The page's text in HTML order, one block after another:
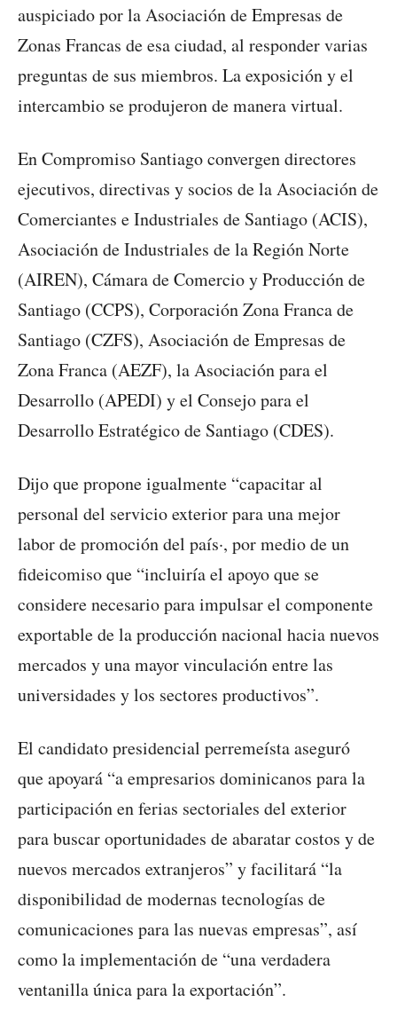
auspiciado por la Asociación de Empresas de
Zonas Francas de esa ciudad, al responder varias
preguntas de sus miembros. La exposición y el
intercambio se produjeron de manera virtual.
En Compromiso Santiago convergen directores
ejecutivos, directivas y socios de la Asociación de
Comerciantes e Industriales de Santiago (ACIS),
Asociación de Industriales de la Región Norte
(AIREN), Cámara de Comercio y Producción de
Santiago (CCPS), Corporación Zona Franca de
Santiago (CZFS), Asociación de Empresas de
Zona Franca (AEZF), la Asociación para el
Desarrollo (APEDI) y el Consejo para el
Desarrollo Estratégico de Santiago (CDES).
Dijo que propone igualmente “capacitar al
personal del servicio exterior para una mejor
labor de promoción del país·, por medio de un
fideicomiso que “incluiría el apoyo que se
considere necesario para impulsar el componente
exportable de la producción nacional hacia nuevos
mercados y una mayor vinculación entre las
universidades y los sectores productivos”.
El candidato presidencial perremeísta aseguró
que apoyará “a empresarios dominicanos para la
participación en ferias sectoriales del exterior
para buscar oportunidades de abaratar costos y de
nuevos mercados extranjeros” y facilitará “la
disponibilidad de modernas tecnologías de
comunicaciones para las nuevas empresas”, así
como la implementación de “una verdadera
ventanilla única para la exportación”.